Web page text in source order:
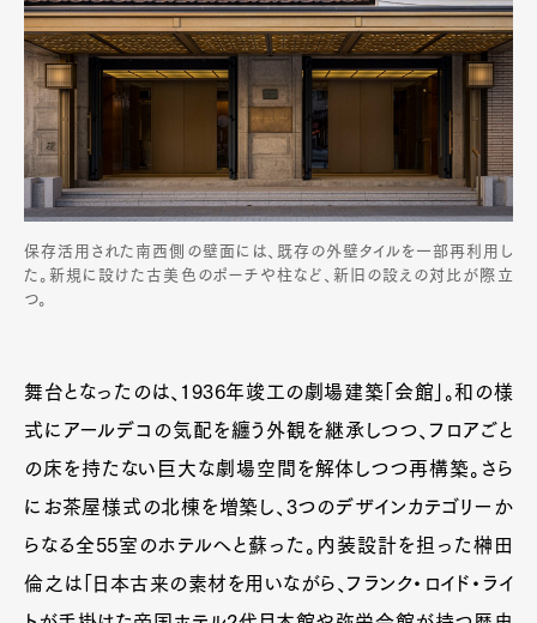
保存活用された南西側の壁面には、既存の外壁タイルを一部再利用し
た。新規に設けた古美色のポーチや柱など、新旧の設えの対比が際立
つ。
舞台となったのは、1936年竣工の劇場建築「会館」。和の様
式にアールデコの気配を纏う外観を継承しつつ、フロアごと
の床を持たない巨大な劇場空間を解体しつつ再構築。さら
にお茶屋様式の北棟を増築し、3つのデザインカテゴリーか
らなる全55室のホテルへと蘇った。内装設計を担った榊田
倫之は「日本古来の素材を用いながら、フランク・ロイド・ライ